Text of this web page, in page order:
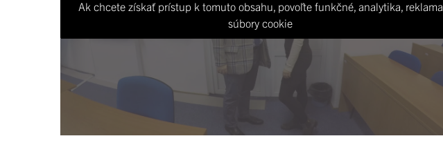
Ak chcete získať prístup k tomuto obsahu, povoľte funkčné, analytika, reklama
súbory cookie